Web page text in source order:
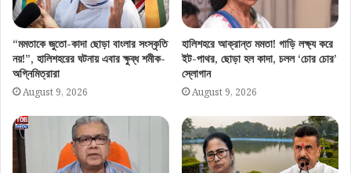
“মমতাকে জুতো-কাদা ছোড়া বাংলার সংস্কৃতি
নয়!”, হালিশহরের ঘটনায় এবার ক্ষুব্ধ শমীক-
অগ্নিমিত্রারা
August 9, 2026
হালিশহরে আক্রান্ত মমতা! গাড়ি লক্ষ্য করে
ইট-পাথর, ছোড়া হল কাদা, চলল ‘চোর চোর’
স্লোগান
August 9, 2026